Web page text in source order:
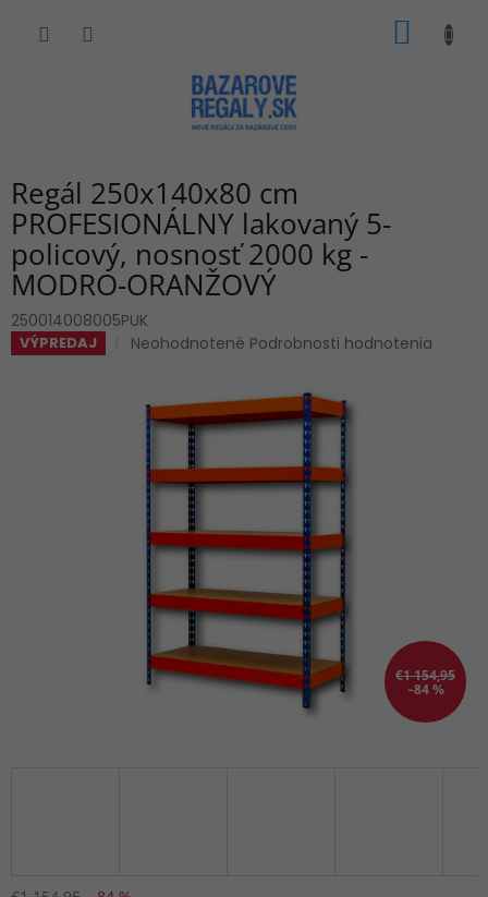
Regál 250x140x80 cm
PROFESIONÁLNY lakovaný 5-
policový, nosnosť 2000 kg -
MODRO-ORANŽOVÝ
250014008005PUK
VÝPREDAJ
Priemerné
0,0
hviezdičiek.
Neohodnotené Podrobnosti hodnotenia
€1 154,95
–84 %